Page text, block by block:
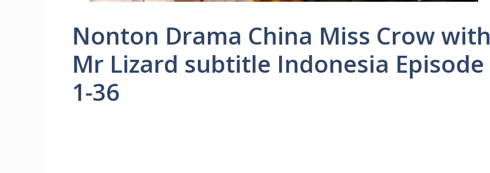
Nonton Drama China Miss Crow with
Mr Lizard subtitle Indonesia Episode
1-36